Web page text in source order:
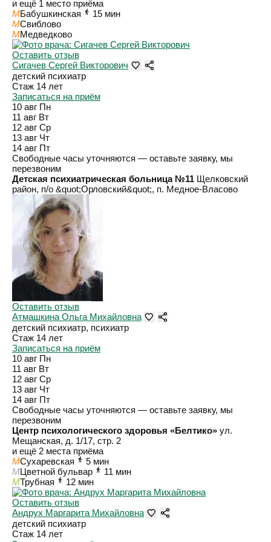
и ещё 1 место приёма
MБабушкинская
15 мин
MСвиблово
MМедведково
Оставить отзыв
Сигачев Сергей Викторович
детский психиатр
Стаж 14 лет
Записаться на приём
10 авг Пн
11 авг Вт
12 авг Ср
13 авг Чт
14 авг Пт
Свободные часы уточняются — оставьте заявку, мы
перезвоним
Детская психиатрическая больница №11 Щелковский
район, п/о &quot;Орловский&quot;, п. Медное-Власово
Оставить отзыв
Атмашкина Ольга Михайловна
детский психиатр, психиатр
Стаж 14 лет
Записаться на приём
10 авг Пн
11 авг Вт
12 авг Ср
13 авг Чт
14 авг Пт
Свободные часы уточняются — оставьте заявку, мы
перезвоним
Центр психологического здоровья «Белтико» ул.
Мещанская, д. 1/17, стр. 2
и ещё 2 места приёма
MСухаревская
5 мин
MЦветной бульвар
11 мин
MТрубная
12 мин
Оставить отзыв
Андрух Маргарита Михайловна
детский психиатр
Стаж 14 лет